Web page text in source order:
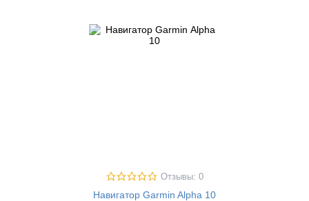
Отзывы: 0
Навигатор Garmin Alpha 10